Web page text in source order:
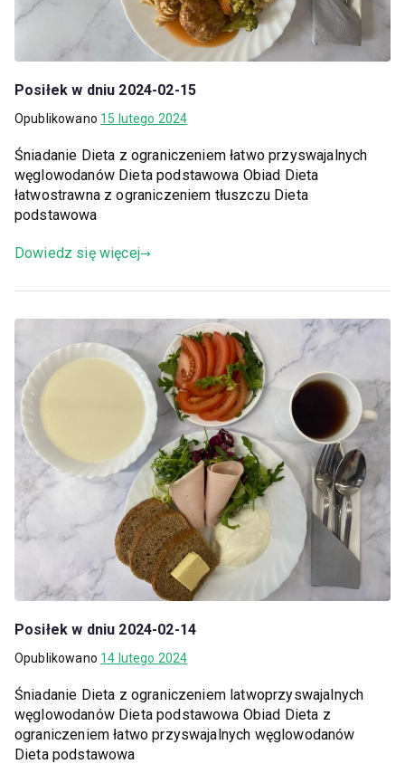
Posiłek w dniu 2024-02-15
Opublikowano 15 lutego 2024
Śniadanie Dieta z ograniczeniem łatwo przyswajalnych
węglowodanów Dieta podstawowa Obiad Dieta
łatwostrawna z ograniczeniem tłuszczu Dieta
podstawowa
Dowiedz się więcej
Posiłek w dniu 2024-02-14
Opublikowano 14 lutego 2024
Śniadanie Dieta z ograniczeniem latwoprzyswajalnych
węglowodanów Dieta podstawowa Obiad Dieta z
ograniczeniem łatwo przyswajalnych węglowodanów
Dieta podstawowa